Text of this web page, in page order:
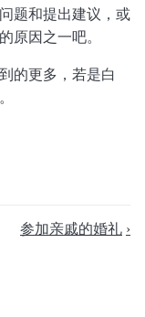
题和提出建议，或
原因之一吧。
的更多，若是白
参加亲戚的婚礼